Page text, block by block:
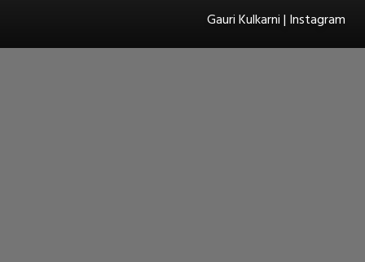
Gauri Kulkarni | Instagram